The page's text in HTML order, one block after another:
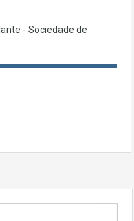
- Sociedade de